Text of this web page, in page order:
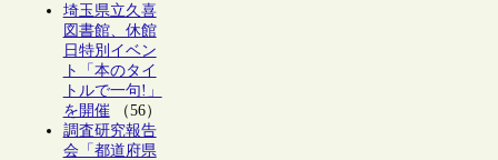
埼玉県立久喜
図書館、休館
日特別イベン
ト「本のタイ
トルで一句!」
を開催（56）
調査研究報告
会「都道府県